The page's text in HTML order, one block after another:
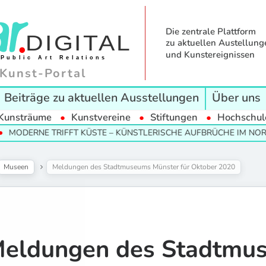
Portal
Die zentrale Plattform
zu aktuellen
und Kunstereignissen
Beiträge zu aktuellen Ausstellungen Über uns
Kunstvereine Stiftungen
TRIFFT KÜSTE – KÜNSTLERISCHE AUFBRÜCHE IM NORDEN
Museen Meldungen des Stadtmuseums Münster für Oktober 2020
des